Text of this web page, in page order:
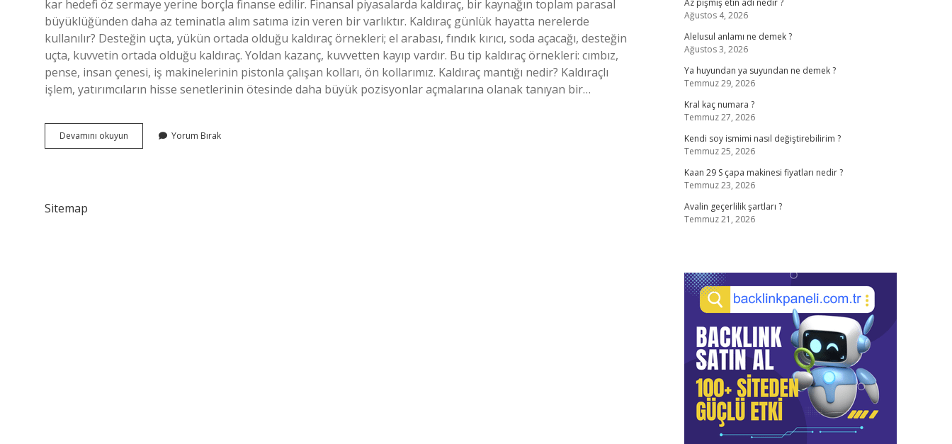
kar hedefi öz sermaye yerine borçla finanse edilir. Finansal piyasalarda kaldıraç, bir kaynağın toplam parasal
büyüklüğünden daha az teminatla alım satıma izin veren bir varlıktır. Kaldıraç günlük hayatta nerelerde
kullanılır? Desteğin uçta, yükün ortada olduğu kaldıraç örnekleri; el arabası, fındık kırıcı, soda açacağı, desteğin
uçta, kuvvetin ortada olduğu kaldıraç. Yoldan kazanç, kuvvetten kayıp vardır. Bu tip kaldıraç örnekleri: cımbız,
pense, insan çenesi, iş makinelerinin pistonla çalışan kolları, ön kollarımız. Kaldıraç mantığı nedir? Kaldıraçlı
işlem, yatırımcıların hisse senetlerinin ötesinde daha büyük pozisyonlar açmalarına olanak tanıyan bir…
Devamını okuyun Kaldıraç
Nerelerde
Yorum Bırak
Sitemap
Az pişmiş etin adı nedir ?
Ağustos 4, 2026
Alelusul anlamı ne demek ?
Ağustos 3, 2026
Ya huyundan ya suyundan ne demek ?
Temmuz 29, 2026
Kral kaç numara ?
Temmuz 27, 2026
Kendi soy ismimi nasıl değiştirebilirim ?
Temmuz 25, 2026
Kaan 29 S çapa makinesi fiyatları nedir ?
Temmuz 23, 2026
Avalin geçerlilik şartları ?
Temmuz 21, 2026